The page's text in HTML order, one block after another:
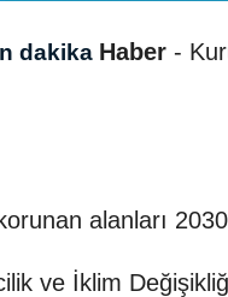
dakika Haber -
alanları
ve İklim